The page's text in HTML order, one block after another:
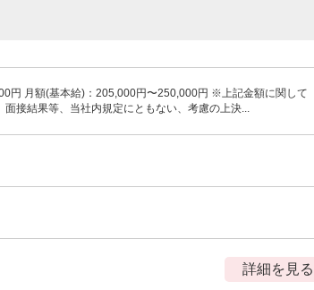
円 月額(基本給)：205,000円〜250,000円 ※上記金額に関して
面接結果等、当社内規定にともない、考慮の上決...
詳細を見る